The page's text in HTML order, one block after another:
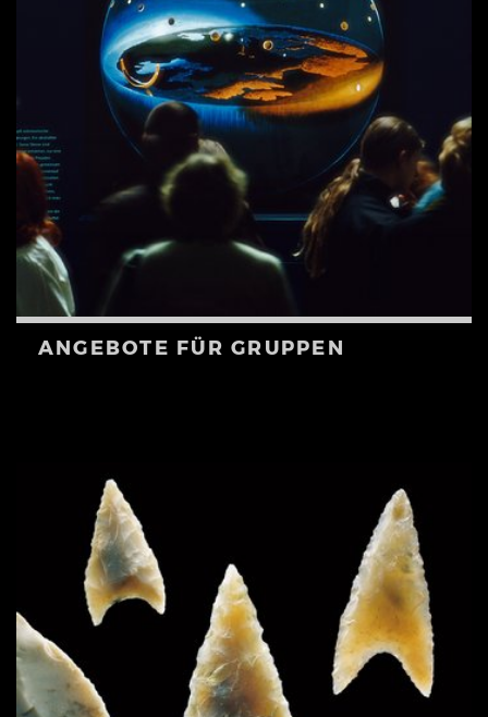
ANGEBOTE FÜR GRUPPEN